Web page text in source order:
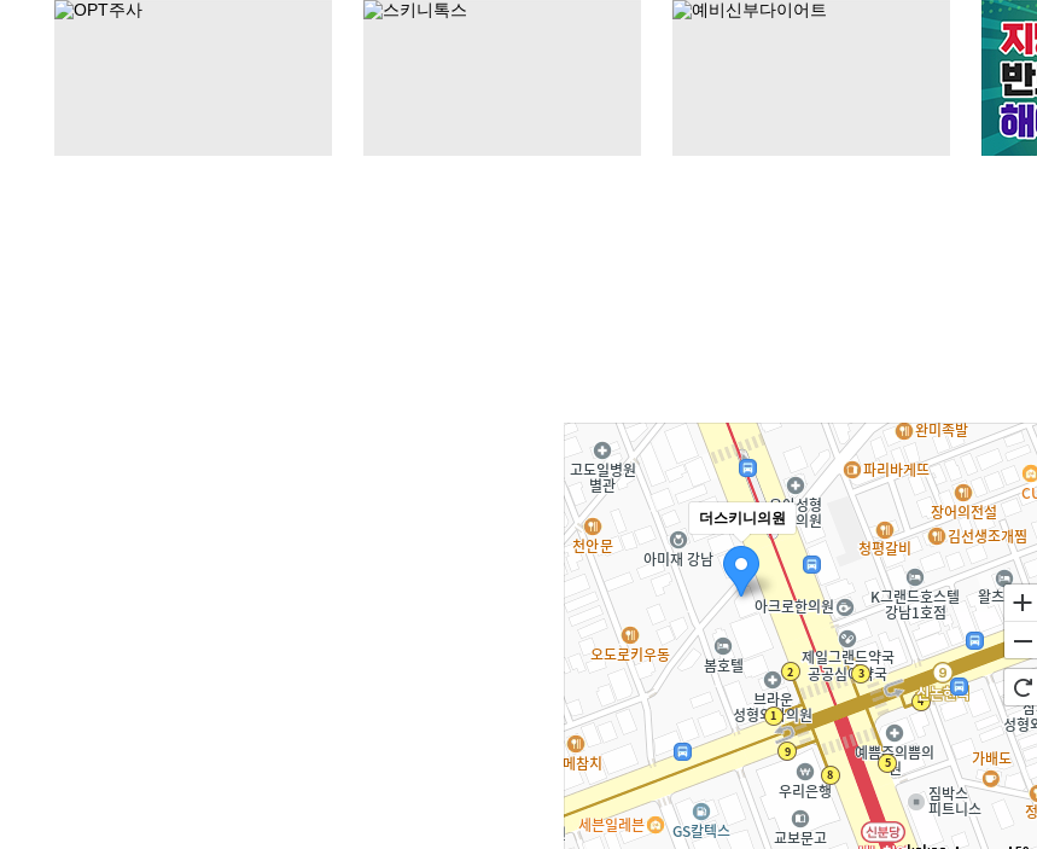
더스키니의원